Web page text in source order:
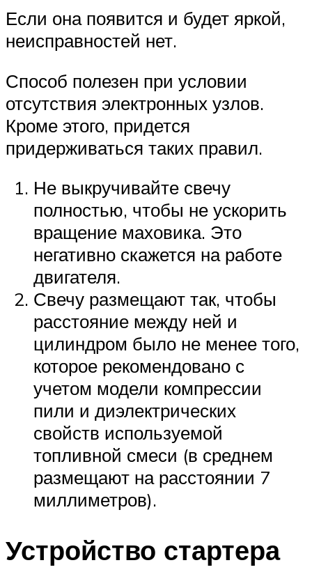
Если она появится и будет яркой,
неисправностей нет.
Способ полезен при условии
отсутствия электронных узлов.
Кроме этого, придется
придерживаться таких правил.
Не выкручивайте свечу
полностью, чтобы не ускорить
вращение маховика. Это
негативно скажется на работе
двигателя.
Свечу размещают так, чтобы
расстояние между ней и
цилиндром было не менее того,
которое рекомендовано с
учетом модели компрессии
пили и диэлектрических
свойств используемой
топливной смеси (в среднем
размещают на расстоянии 7
миллиметров).
Устройство стартера